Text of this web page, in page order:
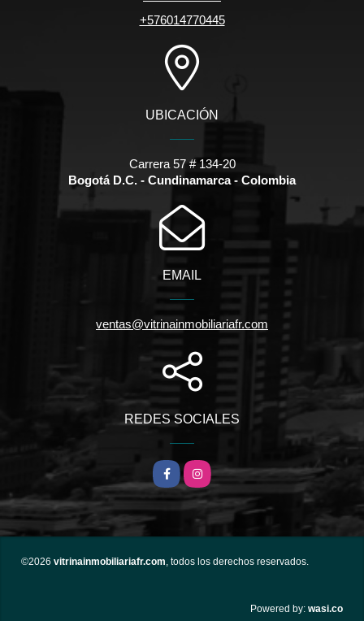
+576014770445
UBICACIÓN
Carrera 57 # 134-20
Bogotá D.C. - Cundinamarca - Colombia
EMAIL
ventas@vitrinainmobiliariafr.com
REDES SOCIALES
FacebookInstagram
©2026 vitrinainmobiliariafr.com, todos los derechos reservados.
Powered by: wasi.co